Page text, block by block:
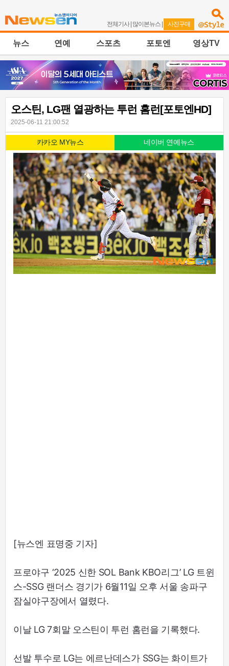
전체기사| 많이본뉴스 | 사진구매
뉴스 연예 스포츠 포토엔 영상TV
오스틴, LG팬 열광하는 투런 홈런[포토엔HD]
2025-06-11 21:00:52
카카오 MY뉴스 네이버 연예뉴스
[뉴스엔 표명중 기자]
프로야구 ‘2025 신한 SOL Bank KBO리그’ LG 트윈
스-SSG 랜더스 경기가 6월11일 오후 서울 송파구
잠실야구장에서 열렸다.
이날 LG 7회말 오스틴이 투런 홈런을 기록했다.
선발 투수로 LG는 에르난데스가 SSG는 화이트가